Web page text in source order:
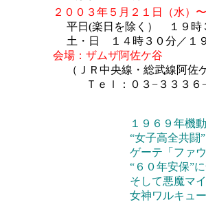
２００３年５月２１日（水）
平日(楽日を除く） １９時
土・日 １４時３０分／１９
会場：ザムザ阿佐ケ谷
（ＪＲ中央線・総武線阿佐ケ
Ｔｅｌ：０３−３３３６−
１９６９年機
“女子高全共闘”は
ゲーテ「ファウスト
“６０年安保”に全共
そして悪魔マイナ
女神ワルキューレと